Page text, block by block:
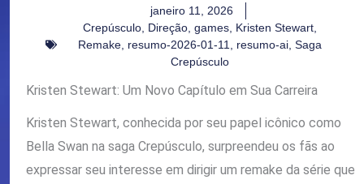
janeiro 11, 2026
Crepúsculo, Direção, games, Kristen Stewart,
Remake, resumo-2026-01-11 resumo-ai, Saga
Crepúsculo
Kristen Stewart: Um Novo Capítulo em Sua Carreira
Kristen Stewart, conhecida por seu papel icônico como
Bella Swan na saga Crepúsculo, surpreendeu os fãs ao
expressar seu interesse em dirigir um remake da série que